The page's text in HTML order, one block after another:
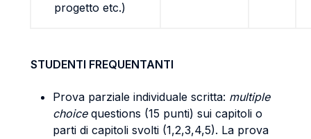
progetto etc.)
STUDENTI FREQUENTANTI
Prova parziale individuale scritta: multiple
choice questions (15 punti) sui capitoli o
parti di capitoli svolti (1,2,3,4,5). La prova